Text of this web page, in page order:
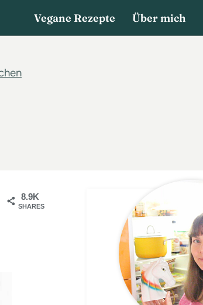
Vegane Rezepte Über mich
8.9K
SHARES